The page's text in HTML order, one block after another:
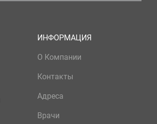
ИНФОРМАЦИЯ
О Компании
Контакты
Адреса
Врачи